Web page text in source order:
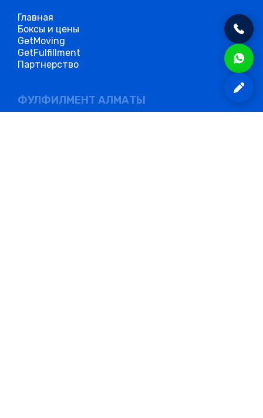
Главная
Боксы и цены
GetMoving
GetFulfillment
Партнерство
ФУЛФИЛМЕНТ АЛМАТЫ